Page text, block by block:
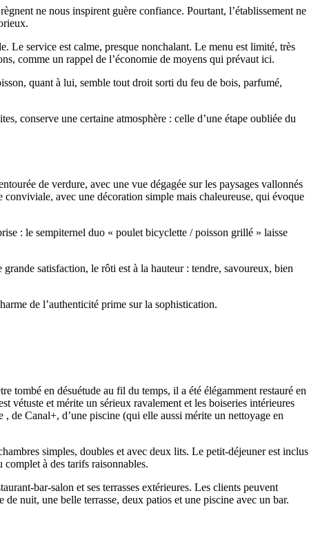
ne nous inspirent guère confiance. Pourtant, l’établissement ne
Le service est calme, presque nonchalant. Le menu est limité, très
comme un rappel de l’économie de moyens qui prévaut ici.
quant à lui, semble tout droit sorti du feu de bois, parfumé,
conserve une certaine atmosphère : celle d’une étape oubliée du
de verdure, avec une vue dégagée sur les paysages vallonnés
avec une décoration simple mais chaleureuse, qui évoque
: le sempiternel duo « poulet bicyclette / poisson grillé » laisse
satisfaction, le rôti est à la hauteur : tendre, savoureux, bien
de l’authenticité prime sur la sophistication.
tombé en désuétude au fil du temps, il a été élégamment restauré en
vétuste et mérite un sérieux ravalement et les boiseries intérieures
, de Canal+, d’une piscine (qui elle aussi mérite un nettoyage en
simples, doubles et avec deux lits. Le petit-déjeuner est inclus
à des tarifs raisonnables.
bar-salon et ses terrasses extérieures. Les clients peuvent
nuit, une belle terrasse, deux patios et une piscine avec un bar.